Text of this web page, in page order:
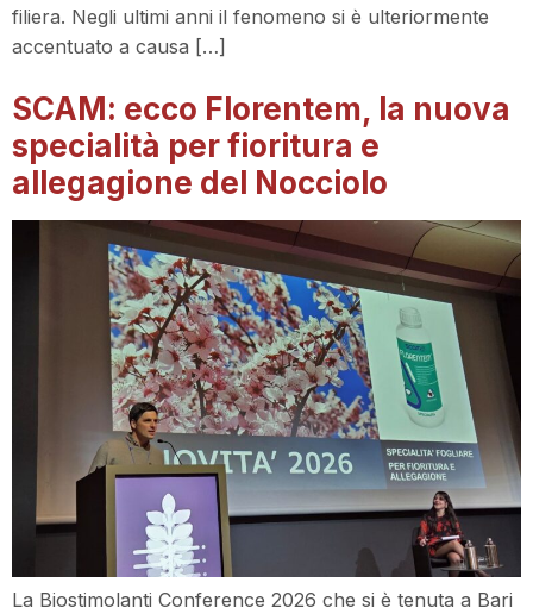
filiera. Negli ultimi anni il fenomeno si è ulteriormente
accentuato a causa […]
SCAM: ecco Florentem, la nuova
specialità per fioritura e
allegagione del Nocciolo
La Biostimolanti Conference 2026 che si è tenuta a Bari